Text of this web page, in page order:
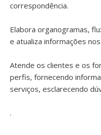
correspondência.
Elabora organogramas,
e atualiza informações
Atende os clientes e os
perfis, fornecendo
serviços, esclarecendo
.